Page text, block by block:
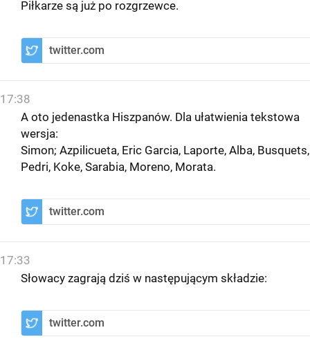
Piłkarze są już po rozgrzewce.
twitter.com
17:38
A oto jedenastka Hiszpanów. Dla ułatwienia tekstowa
wersja:
Simon; Azpilicueta, Eric Garcia, Laporte, Alba, Busquets,
Pedri, Koke, Sarabia, Moreno, Morata.
twitter.com
17:33
Słowacy zagrają dziś w następującym składzie:
twitter.com